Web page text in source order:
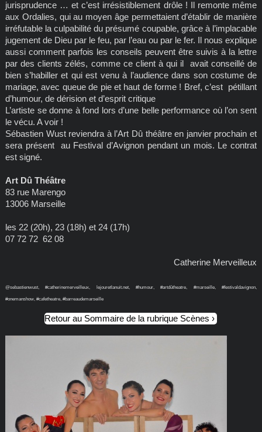
jurisprudence … et c’est irrésistiblement drôle ! Il remonte même
aux Ordalies, qui au moyen âge permettaient d’établir de manière
irréfutable la culpabilité du présumé coupable, grâce à l’implacable
jugement de Dieu par le feu, par l’eau ou par le fer. Il nous explique
aussi comment parfois les conseils peuvent être suivis à la lettre
par des clients zélés, comme ce client à qui il avait conseillé de
bien s’habiller et qui est venu à l’audience dans son costume de
mariage, avec queue de pie et haut de forme ! Bref, c’est pétillant
d’humour, de dérision et d’esprit critique
L’artiste se donne à fond lors d’une belle performance où l’on sent
le vécu. A voir !
Sébastien Wust reviendra à l’Art Dû théâtre en janvier prochain et
sera présent au Festival d’Avignon pendant un mois. Le contrat
est signé.
Art Dû Théâtre
83 rue Marengo
13006 Marseille
les 22 (20h), 23 (18h) et 24 (17h)
07 72 72 62 08
Catherine Merveilleux
@sebastienwust, #catherinemerveilleux, lejouretlanuit.net, #humour, #artdûtheatre, #marseille, #festivaldavignon,
#onemanshow, #cafetheatre, #barreaudemarseille
Retour au Sommaire de la rubrique Scènes